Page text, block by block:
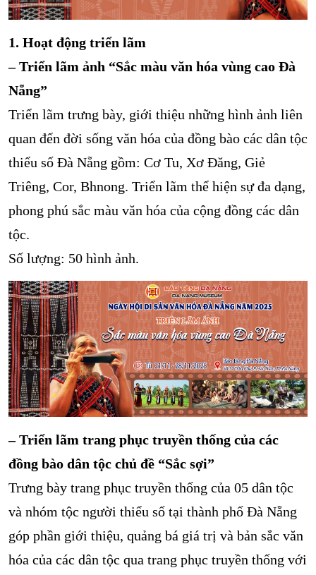
1. Hoạt động triển lãm
– Triển lãm ảnh “Sắc màu văn hóa vùng cao Đà
Nẵng”
Triển lãm trưng bày, giới thiệu những hình ảnh liên
quan đến đời sống văn hóa của đồng bào các dân tộc
thiểu số Đà Nẵng gồm: Cơ Tu, Xơ Đăng, Giẻ
Triêng, Cor, Bhnong. Triển lãm thể hiện sự đa dạng,
phong phú sắc màu văn hóa của cộng đồng các dân
tộc.
Số lượng: 50 hình ảnh.
– Triển lãm trang phục truyền thống của các
đồng bào dân tộc chủ đề “Sắc sợi”
Trưng bày trang phục truyền thống của 05 dân tộc
và nhóm tộc người thiểu số tại thành phố Đà Nẵng
góp phần giới thiệu, quảng bá giá trị và bản sắc văn
hóa của các dân tộc qua trang phục truyền thống với